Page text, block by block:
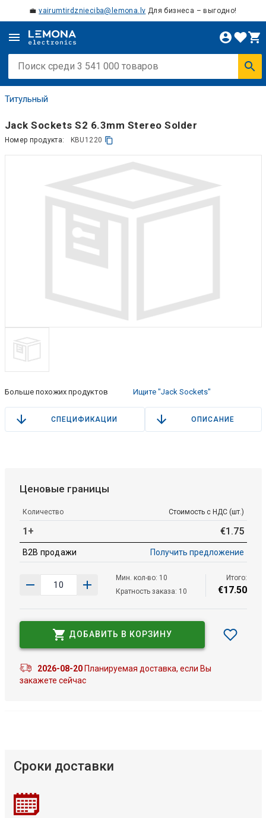
💼vairumtirdznieciba@lemona.lv Для бизнеса – выгодно!
Титульный
Jack Sockets S2 6.3mm Stereo Solder
Номер продукта: KBU1220
Больше похожих продуктов Ищите "Jack Sockets"
СПЕЦИФИКАЦИИ ОПИСАНИЕ
Ценовые границы
Количество Стоимость с НДС (шт.)
1+ €1 .75
B2B продажи Получить предложение
Мин. кол-во: 10
Кратность заказа: 10
Итого:
€17.50
ДОБАВИТЬ В КОРЗИНУ
2026-08-20Планируемая доставка, если Вы
закажете сейчас
Сроки доставки